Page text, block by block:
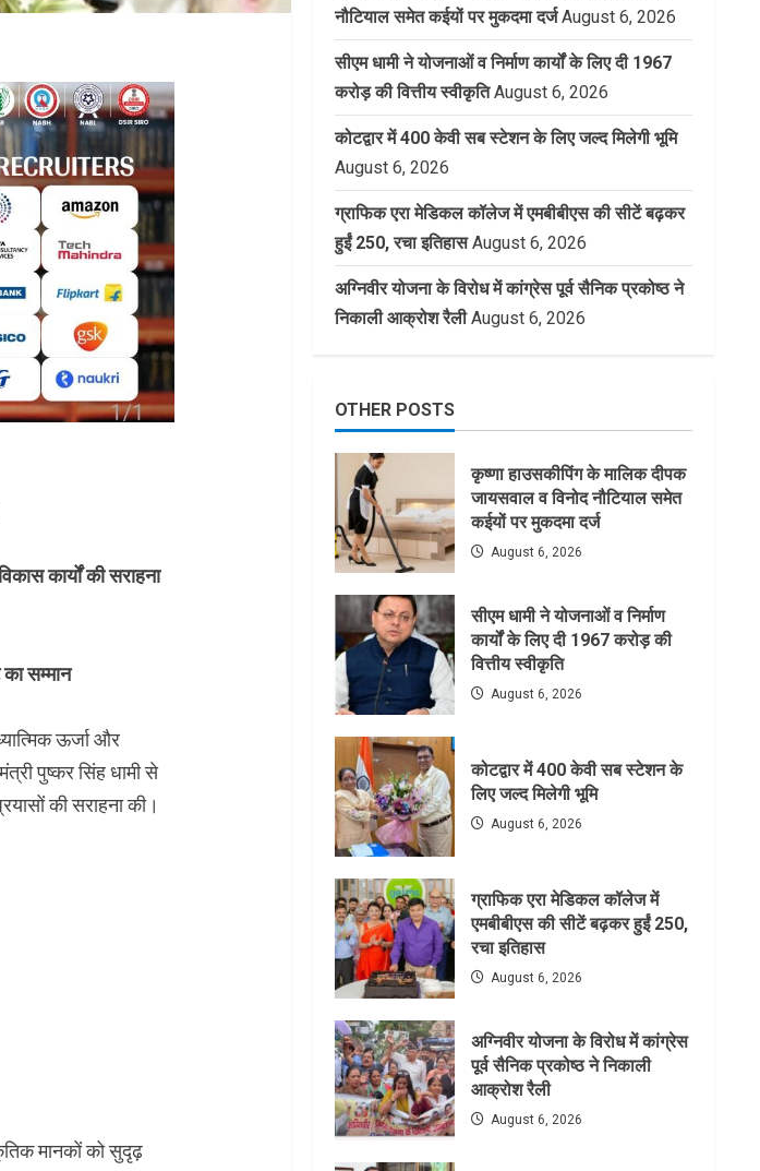
कार्यों की सराहना
सम्मान
ऊर्जा और
पुष्कर सिंह धामी से
की सराहना की।
मानकों को सुदृढ़
नौटियाल समेत कईयों पर मुकदमा दर्ज August 6, 2026
सीएम धामी ने योजनाओं व निर्माण कार्यों के लिए दी 1967
करोड़ की वित्तीय स्वीकृति August 6, 2026
कोटद्वार में 400 केवी सब स्टेशन के लिए जल्द मिलेगी भूमि
August 6, 2026
ग्राफिक एरा मेडिकल कॉलेज में एमबीबीएस की सीटें बढ़कर
हुईं 250, रचा इतिहास August 6, 2026
अग्निवीर योजना के विरोध में कांग्रेस पूर्व सैनिक प्रकोष्ठ ने
निकाली आक्रोश रैली August 6, 2026
OTHER POSTS
कृष्णा हाउसकीपिंग के मालिक दीपक
जायसवाल व विनोद नौटियाल समेत
कईयों पर मुकदमा दर्ज
August 6, 2026
सीएम धामी ने योजनाओं व निर्माण
कार्यों के लिए दी 1967 करोड़ की
वित्तीय स्वीकृति
August 6, 2026
कोटद्वार में 400 केवी सब स्टेशन के
लिए जल्द मिलेगी भूमि
August 6, 2026
ग्राफिक एरा मेडिकल कॉलेज में
एमबीबीएस की सीटें बढ़कर हुईं 250,
रचा इतिहास
August 6, 2026
अग्निवीर योजना के विरोध में कांग्रेस
पूर्व सैनिक प्रकोष्ठ ने निकाली
आक्रोश रैली
August 6, 2026